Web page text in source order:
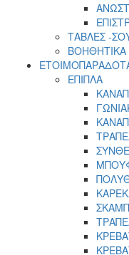
ΤΑΒΛΕΣ -
ΒΟΗΘΗΤΙΚΑ
ΕΠΙΠΛΑ